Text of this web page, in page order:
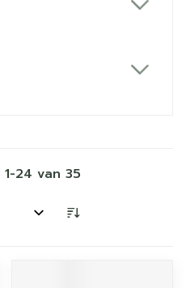
1-24 van 35